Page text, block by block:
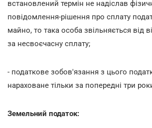
встановлений термін не надіслав
повідомлення-рішення про сплату
майно, то така особа звільняється від
за несвоєчасну сплату;
- податкове зобов'язання з цього
нараховане тільки за попередні три
Земельний податок: